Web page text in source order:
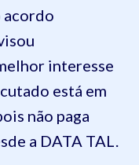
acordo
interesse
está em
não paga
a DATA TAL.